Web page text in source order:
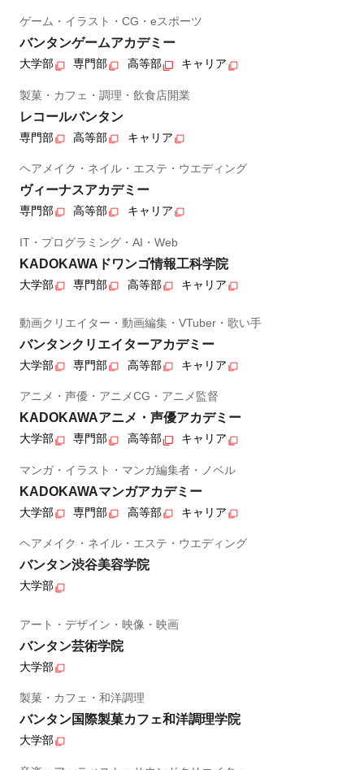
ゲーム・イラスト・CG・eスポーツ
バンタンゲームアカデミー
大学部 専門部 高等部 キャリア
製菓・カフェ・調理・飲食店開業
レコールバンタン
専門部 高等部 キャリア
ヘアメイク・ネイル・エステ・ウエディング
ヴィーナスアカデミー
専門部 高等部 キャリア
IT・プログラミング・AI・Web
KADOKAWAドワンゴ情報工科学院
大学部 専門部 高等部 キャリア
動画クリエイター・動画編集・VTuber・歌い手
バンタンクリエイターアカデミー
大学部 専門部 高等部 キャリア
アニメ・声優・アニメCG・アニメ監督
KADOKAWAアニメ・声優アカデミー
大学部 専門部 高等部 キャリア
マンガ・イラスト・マンガ編集者・ノベル
KADOKAWAマンガアカデミー
大学部 専門部 高等部 キャリア
ヘアメイク・ネイル・エステ・ウエディング
バンタン渋谷美容学院
大学部
アート・デザイン・映像・映画
バンタン芸術学院
大学部
製菓・カフェ・和洋調理
バンタン国際製菓カフェ和洋調理学院
大学部